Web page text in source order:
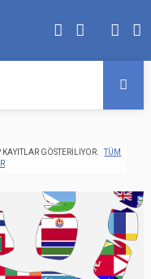
GÖSTERILIYOR.
TÜM